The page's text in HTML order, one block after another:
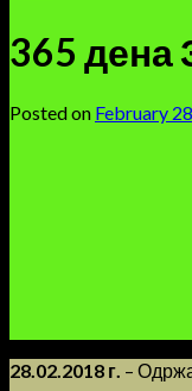
365
Posted on February
28.02.2018 г. –